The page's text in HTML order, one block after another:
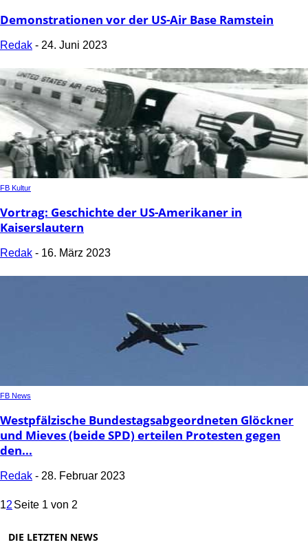
Demonstrationen vor der US-Air Base Ramstein
Redak - 24. Juni 2023
FB Kultur
Vortrag: Geschichte der US-Amerikaner in
Kaiserslautern
Redak - 16. März 2023
FB News
Westpfälzische Bundestagsabgeordneten Glöckner
und Mieves (beide SPD) erteilen Protesten gegen
den...
Redak - 28. Februar 2023
12 Seite 1 von 2
DIE LETZTEN NEWS